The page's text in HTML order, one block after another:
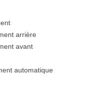
arrière
avant
automatique